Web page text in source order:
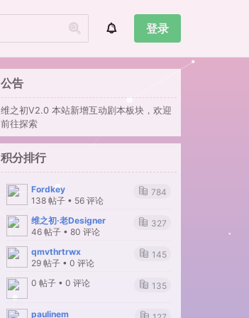
登录
公告
维之初V2.0 本站新增互动剧本板块，欢迎
前往探索
积分排行
Fordkey
138 帖子 • 56 评论
784
维之初·老Designer
46 帖子 • 80 评论
327
qmvthrtrwx
29 帖子 • 0 评论
145
0 帖子 • 0 评论 135
paulinem